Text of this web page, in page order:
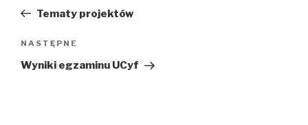
wpisTematy projektów
Następny
wpis
NASTĘPNE
Wyniki egzaminu UCyf